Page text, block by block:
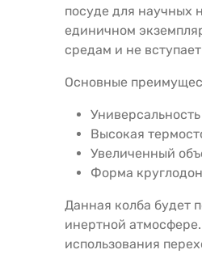
посуде для научных
единичном
средам и не
Основные
Высокая
Увеличенный
Форма
Данная колба будет
инертной
использования